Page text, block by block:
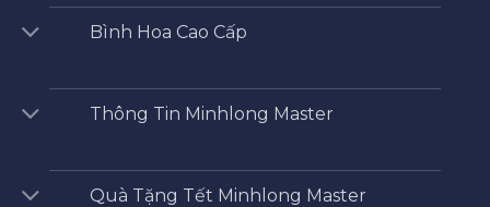
Bình Hoa Cao Cấp
Thông Tin Minhlong Master
Quà Tặng Tết Minhlong Master